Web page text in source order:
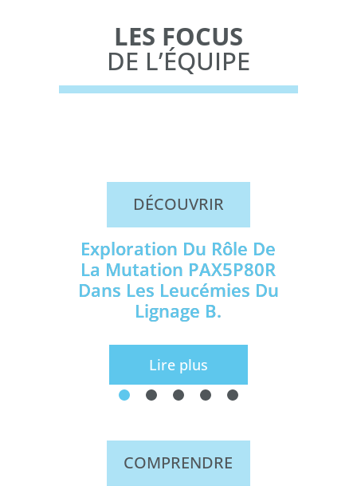
LES FOCUS
DE L’ÉQUIPE
DÉCOUVRIR
Exploration Du Rôle De
La Mutation PAX5P80R
Dans Les Leucémies Du
Lignage B.
Lire plus
COMPRENDRE